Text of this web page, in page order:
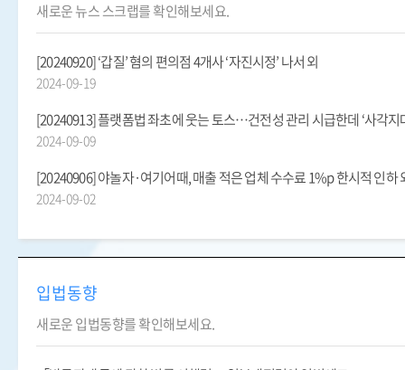
새로운 뉴스 스크랩를 확인해보세요.
[20240920] ‘갑질’ 혐의 편의점 4개사 ‘자진시정’ 나서 외
2024-09-19
[20240913] 플랫폼법 좌초에 웃는 토스…건전성 관리 시급한데 ‘사각지
2024-09-09
[20240906] 야놀자·여기어때, 매출 적은 업체 수수료 1%p 한시적 인하
2024-09-02
입법동향
새로운 입법동향를 확인해보세요.